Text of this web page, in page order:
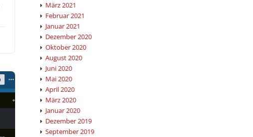
März 2021
Februar 2021
Januar 2021
Dezember 2020
Oktober 2020
August 2020
Juni 2020
Mai 2020
April 2020
März 2020
Januar 2020
Dezember 2019
September 2019